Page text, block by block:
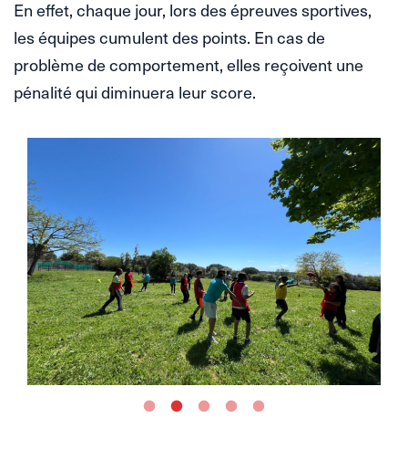
En effet, chaque jour, lors des épreuves sportives,
les équipes cumulent des points. En cas de
problème de comportement, elles reçoivent une
pénalité qui diminuera leur score.